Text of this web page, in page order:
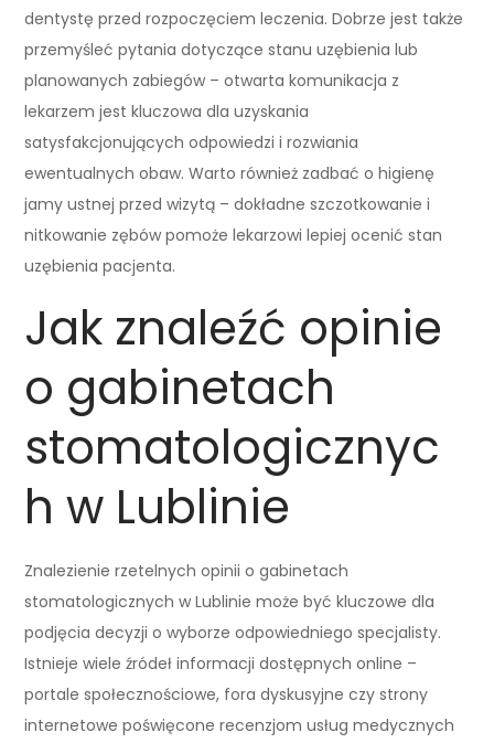
dentystę przed rozpoczęciem leczenia. Dobrze jest także
przemyśleć pytania dotyczące stanu uzębienia lub
planowanych zabiegów – otwarta komunikacja z
lekarzem jest kluczowa dla uzyskania
satysfakcjonujących odpowiedzi i rozwiania
ewentualnych obaw. Warto również zadbać o higienę
jamy ustnej przed wizytą – dokładne szczotkowanie i
nitkowanie zębów pomoże lekarzowi lepiej ocenić stan
uzębienia pacjenta.
Jak znaleźć opinie
o gabinetach
stomatologicznyc
h w Lublinie
Znalezienie rzetelnych opinii o gabinetach
stomatologicznych w Lublinie może być kluczowe dla
podjęcia decyzji o wyborze odpowiedniego specjalisty.
Istnieje wiele źródeł informacji dostępnych online –
portale społecznościowe, fora dyskusyjne czy strony
internetowe poświęcone recenzjom usług medycznych